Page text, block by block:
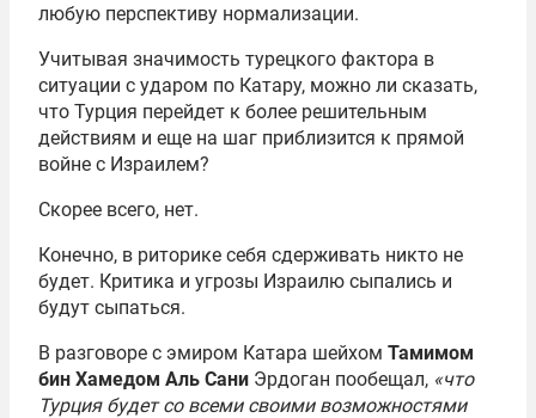
любую перспективу нормализации.
Учитывая значимость турецкого фактора в
ситуации с ударом по Катару, можно ли сказать,
что Турция перейдет к более решительным
действиям и еще на шаг приблизится к прямой
войне с Израилем?
Скорее всего, нет.
Конечно, в риторике себя сдерживать никто не
будет. Критика и угрозы Израилю сыпались и
будут сыпаться.
В разговоре с эмиром Катара шейхом Тамимом
бин Хамедом Аль Сани Эрдоган пообещал, «что
Турция будет со всеми своими возможностями